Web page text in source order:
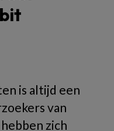
is altijd een
van
zich